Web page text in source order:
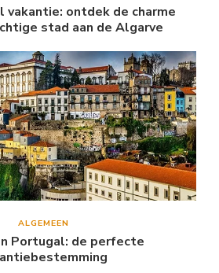
vakantie: ontdek de charme
stad aan de Algarve
ALGEMEEN
Portugal: de perfecte